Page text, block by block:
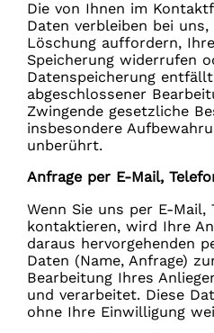
Die von Ihnen im
Daten verbleiben bei
Löschung auffordern,
Speicherung widerrufen
Datenspeicherung
abgeschlossener
Zwingende gesetzliche
insbesondere
unberührt.
Anfrage per E-Mail,
Wenn Sie uns per E-Mail,
kontaktieren, wird Ihre
daraus hervorgehenden
Daten (Name, Anfrage)
Bearbeitung Ihres
und verarbeitet. Diese
ohne Ihre Einwilligung